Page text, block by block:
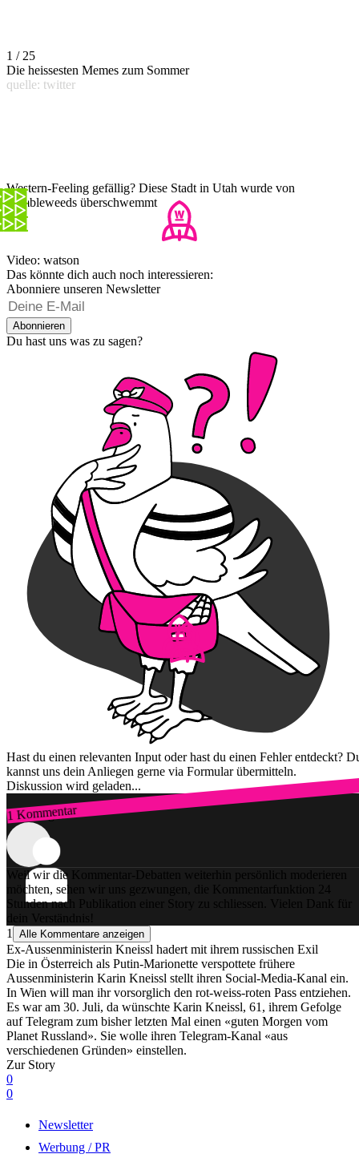
1 / 25
Die heissesten Memes zum Sommer
quelle: twitter
Western-Feeling gefällig? Diese Stadt in Utah wurde von
Tumbleweeds überschwemmt
Video: watson
Das könnte dich auch noch interessieren:
Abonniere unseren Newsletter
Abonnieren
Du hast uns was zu sagen?
Hast du einen relevanten Input oder hast du einen Fehler entdeckt?
kannst uns dein Anliegen gerne via Formular übermitteln.
Diskussion wird geladen...
1 Kommentar
Zum Login
Weil wir die Kommentar-Debatten weiterhin persönlich moderieren
möchten, sehen wir uns gezwungen, die Kommentarfunktion 24
Stunden nach Publikation einer Story zu schliessen. Vielen Dank für
dein Verständnis!
1
Alle Kommentare anzeigen
Ex-Aussenministerin Kneissl hadert mit ihrem russischen Exil
Die in Österreich als Putin-Marionette verspottete frühere
Aussenministerin Karin Kneissl stellt ihren Social-Media-Kanal ein.
In Wien will man ihr vorsorglich den rot-weiss-roten Pass entziehen.
Es war am 30. Juli, da wünschte Karin Kneissl, 61, ihrem Gefolge
auf Telegram zum bisher letzten Mal einen «guten Morgen vom
Planet Russland». Sie wolle ihren Telegram-Kanal «aus
verschiedenen Gründen» einstellen.
Zur Story
0
0
Newsletter
Werbung / PR